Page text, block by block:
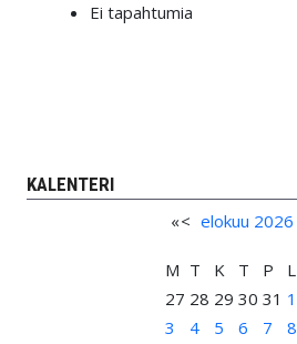
Ei tapahtumia
KALENTERI
«< elokuu 2026
M T K T P L
27 28 29 30 31 1
3
4 5 6 7 8